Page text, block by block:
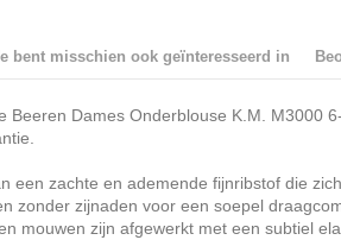
bent misschien ook geïnteresseerd in
Beeren Dames Onderblouse K.M. M3000
een zachte en ademende fijnribstof die
zonder zijnaden voor een soepel
mouwen zijn afgewerkt met een subtiel